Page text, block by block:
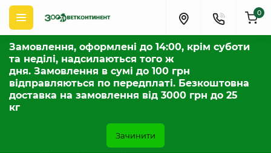
Замовлення, оформлені до 14:00, крім суботи
та неділі, надсилаються того ж
дня. Замовлення в сумі до 100 грн
відправляються по передплаті. Безкоштовна
доставка на замовлення від 3000 грн до 25
кг
Зачинити
0